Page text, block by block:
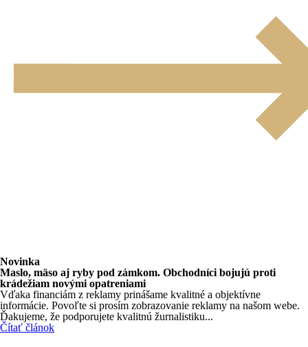
Novinka
Maslo, mäso aj ryby pod zámkom. Obchodníci bojujú proti
krádežiam novými opatreniami
Vďaka financiám z reklamy prinášame kvalitné a objektívne
informácie. Povoľte si prosím zobrazovanie reklamy na našom webe.
Ďakujeme, že podporujete kvalitnú žurnalistiku...
Čítať článok